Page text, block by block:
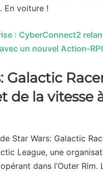
En voiture !
: CyberConnect2
un nouvel Action-
Galactic
de la vitesse
Star Wars: Galactic
League, une
dans l’Outer Rim.